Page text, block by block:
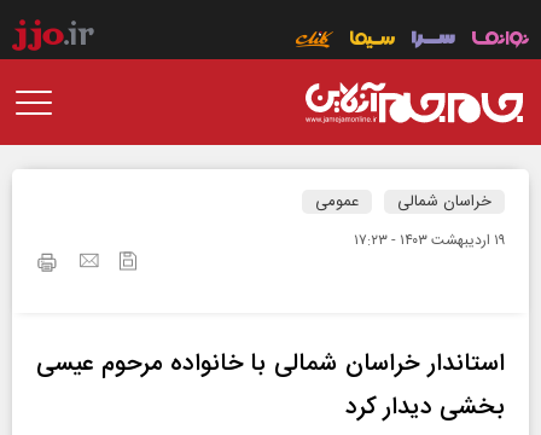
خراسان شمالی عمومی
۱۹ ارديبهشت ۱۴۰۳ - ۱۷:۲۳
استاندار خراسان شمالی با خانواده مرحوم عیسی
بخشی دیدار کرد